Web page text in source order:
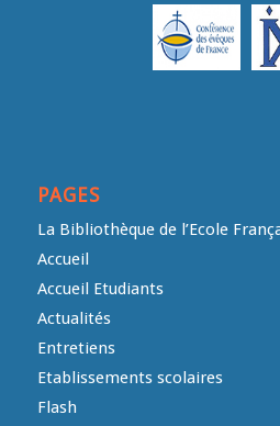
PAGES
La Bibliothèque de l’Ecole
Accueil
Accueil Etudiants
Actualités
Entretiens
Etablissements scolaires
Flash